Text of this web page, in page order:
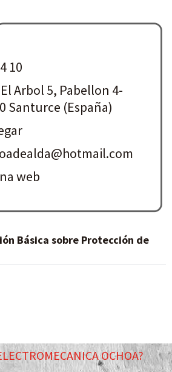
10
Arbol 5, Pabellon 4-
Santurce (España)
web
Básica sobre Protección de
OCHOA?